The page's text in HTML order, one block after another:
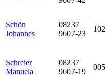
Schön
Johannes
08237
9607-23
102
Schreier
Manuela
08237
9607-19
005